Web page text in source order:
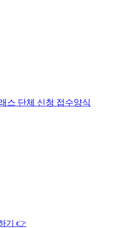
스 단체 신청 접수양식
기 👉